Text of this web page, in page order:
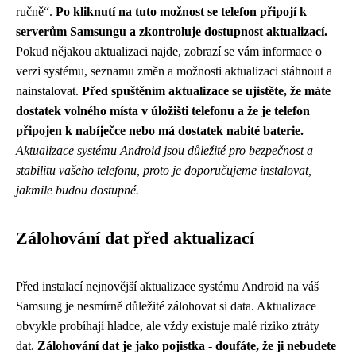
ručně“. Po kliknutí na tuto možnost se telefon připojí k
serverům Samsungu a zkontroluje dostupnost aktualizací.
Pokud nějakou aktualizaci najde, zobrazí se vám informace o
verzi systému, seznamu změn a možnosti aktualizaci stáhnout a
nainstalovat. Před spuštěním aktualizace se ujistěte, že máte
dostatek volného místa v úložišti telefonu a že je telefon
připojen k nabíječce nebo má dostatek nabité baterie.
Aktualizace systému Android jsou důležité pro bezpečnost a
stabilitu vašeho telefonu, proto je doporučujeme instalovat,
jakmile budou dostupné.
Zálohování dat před aktualizací
Před instalací nejnovější aktualizace systému Android na váš
Samsung je nesmírně důležité zálohovat si data. Aktualizace
obvykle probíhají hladce, ale vždy existuje malé riziko ztráty
dat. Zálohování dat je jako pojistka - doufáte, že ji nebudete